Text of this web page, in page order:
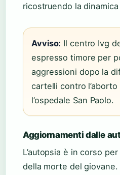
ricostruendo la dinamica
Avviso: Il centro Ivg
espresso timore per
aggressioni dopo la
cartelli contro l’aborto
l’ospedale San Paolo.
Aggiornamenti dalle
L’autopsia è in corso
della morte del giovane.